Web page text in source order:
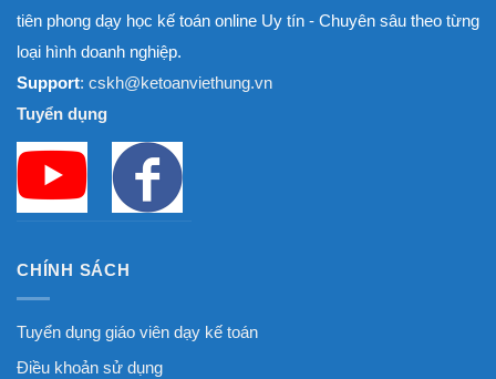
tiên phong dạy học kế toán online Uy tín - Chuyên sâu theo từng
loại hình doanh nghiệp.
Support: cskh@ketoanviethung.vn
Tuyển dụng
CHÍNH SÁCH
Tuyển dụng giáo viên dạy kế toán
Điều khoản sử dụng